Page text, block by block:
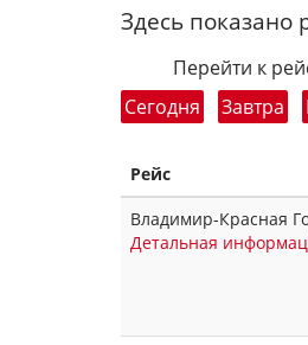
Здесь показано
Перейти к
Сегодня
Завтра
Рейс
Владимир-Красная
Детальная